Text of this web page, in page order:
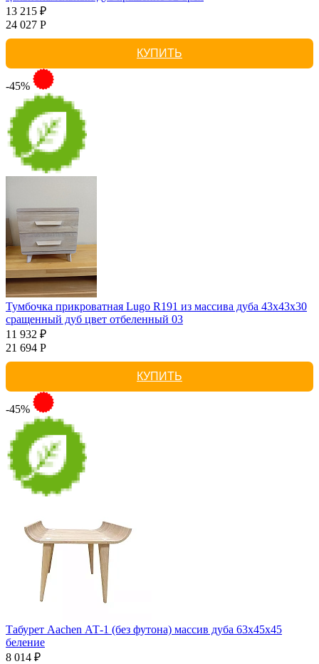
13 215 ₽
24 027 Р
КУПИТЬ
-45%
Тумбочка прикроватная Lugo R191 из массива дуба 43х43х30
сращенный дуб цвет отбеленный 03
11 932 ₽
21 694 Р
КУПИТЬ
-45%
Табурет Aachen АТ-1 (без футона) массив дуба 63х45х45
беление
8 014 ₽